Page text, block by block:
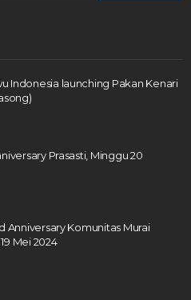
Indonesia launching Pakan Kenari
Prasasti, Minggu 20
Anniversary Komunitas Murai
Mei 2024